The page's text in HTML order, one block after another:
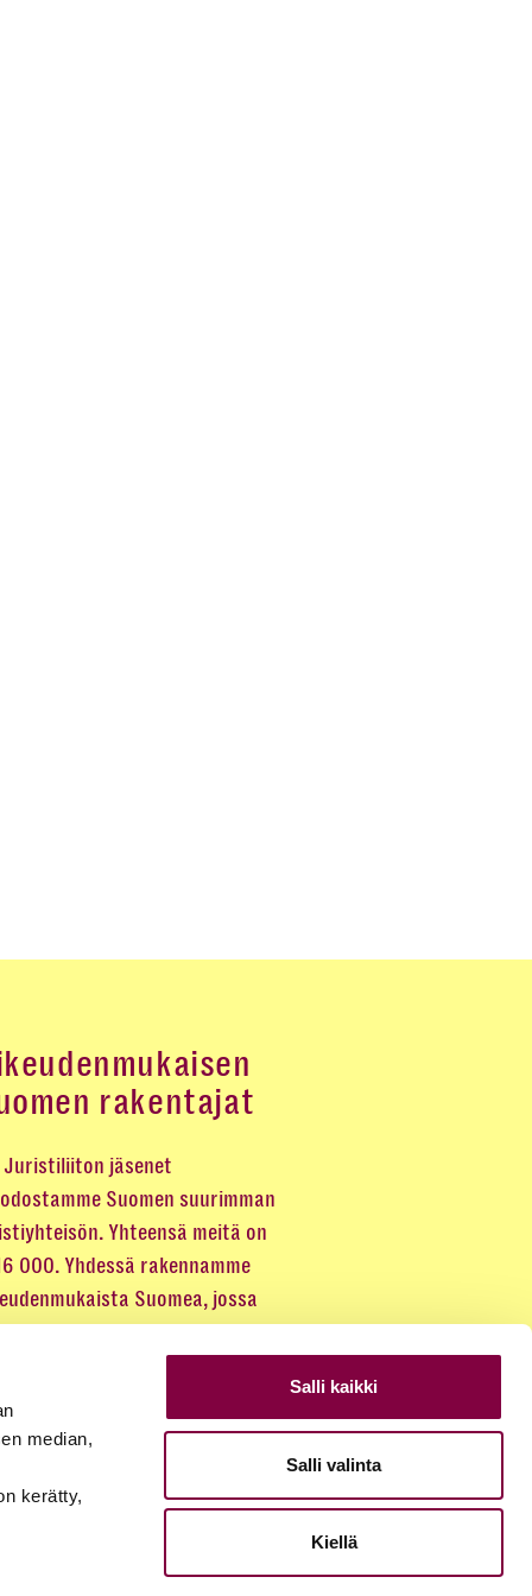
median,
kerätty,
Salli kaikki
Salli valinta
Kiellä
rakentajat
Juristiliiton jäsenet
Suomen suurimman
Yhteensä meitä on
000. Yhdessä rakennamme
Suomea, jossa